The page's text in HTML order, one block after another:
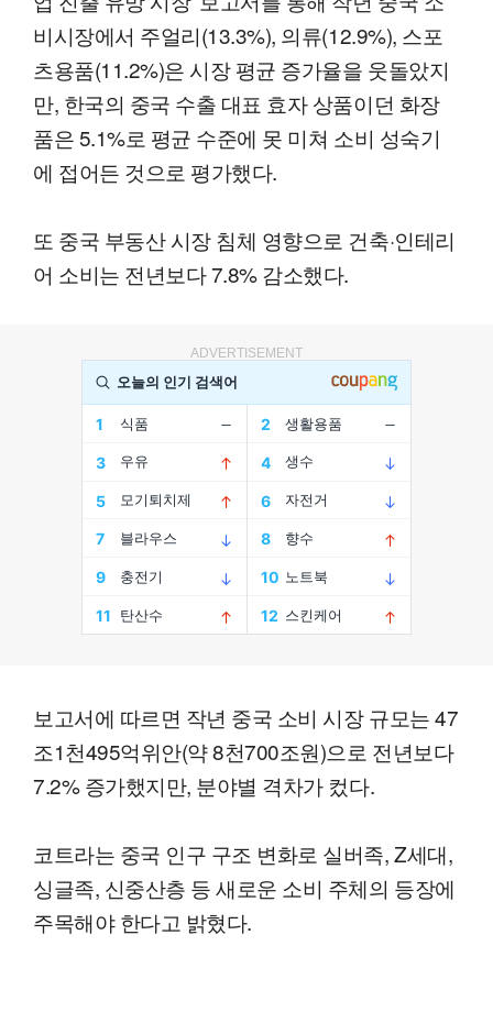
비시장에서 주얼리(13.3%), 의류(12.9%), 스포
츠용품(11.2%)은 시장 평균 증가율을 웃돌았지
만, 한국의 중국 수출 대표 효자 상품이던 화장
품은 5.1%로 평균 수준에 못 미쳐 소비 성숙기
에 접어든 것으로 평가했다.
또 중국 부동산 시장 침체 영향으로 건축·인테리
어 소비는 전년보다 7.8% 감소했다.
ADVERTISEMENT
보고서에 따르면 작년 중국 소비 시장 규모는 47
조1천495억위안(약 8천700조원)으로 전년보다
7.2% 증가했지만, 분야별 격차가 컸다.
코트라는 중국 인구 구조 변화로 실버족, Z세대,
싱글족, 신중산층 등 새로운 소비 주체의 등장에
주목해야 한다고 밝혔다.